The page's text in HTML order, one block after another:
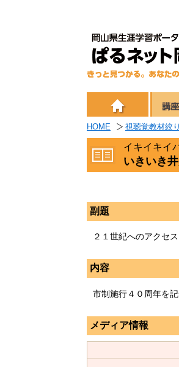
HOME 視聴覚教材絞
イキイキイ
いきいき
副題
２１世紀へのアクセス
内容
市制施行４０周年を
メディア情報